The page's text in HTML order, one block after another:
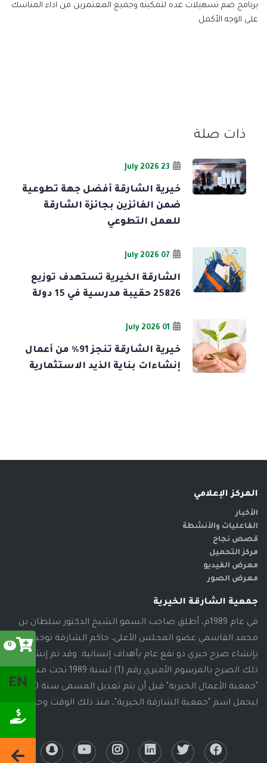
0
EN
برنامج ضم تسهيلات عده لتمكينه وجميع المعتمرين من اداء المناسك
على الوجه الأكمل
ذات صلة
23 July 2026
خيرية الشارقة أفضل جهة تطوعية
ضمن الفائزين بجائزة الشارقة
للعمل التطوعي
07 July 2026
الشارقة الخيرية تستهدف توزيع
25826 حقيبة مدرسية في 15 دولة
01 July 2026
خيرية الشارقة تنجز 91% من أعمال
إنشاءات بناية الذيد الاستثمارية
المركز الإعلامي
الأخبار
الفاعليات والأنشطة
قصص نجاح
مركز التحميل
معرض الفيديو
معرض الصور
جمعية الشارقة الخيرية
في عام 1989م، أطلق صاحب السمو الشيخ الدكتور سلطان بن
محمد القاسمي عضو المجلس الأعلى، حاكم الشارقة توجيهاته
بإنشاء صرح خيري ذو نفع عام بأهداف إنسانية. وقد تم إنشاء
ذلك الصرح بالمرسوم الأميري رقم (1) لسنة 1989 تحت مسمى
"جمعية الأعمال الخيرية" قبل أن يتم تعديل المسمى سنة 2000م،
ليحمل اسم "جمعية الشارقة الخيرية"، منذ ذلك الوقت وحتى الآن